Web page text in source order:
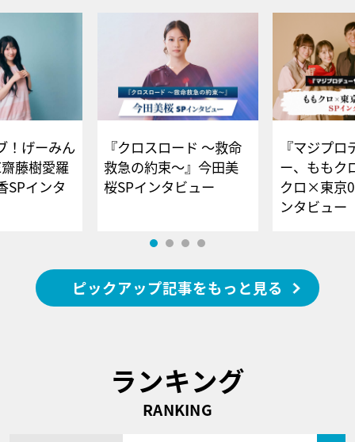
！げーみん
藤樹愛羅
SPインタ
『クロスロード ～救命
救急の約束～』今田美
桜SPインタビュー
『マジプロ
ー、ももク
クロ×東京
ンタビュー
ピックアップ記事をもっと見る
ランキング
RANKING